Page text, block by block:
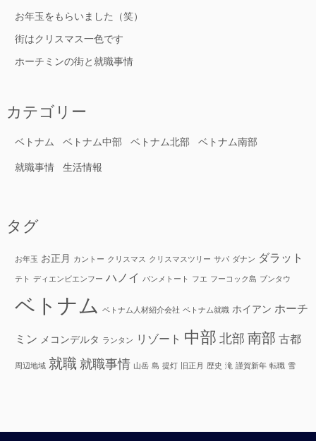
ョ
ン
お年玉をもらいました（笑）
街はクリスマス一色です
ホーチミンの街と就職事情
カテゴリー
ベトナム ベトナム中部 ベトナム北部 ベトナム南部
就職事情 生活情報
タグ
お年玉 お正月 カントー クリスマス クリスマスツリー サパ ダナン ダラット
テト ディエンビエンフー ハノイ バンメトート フエ フーコック島 ブンタウ
ベトナム ベトナム人材紹介会社 ベトナム就職 ホイアン ホーチ
ミン メコンデルタ ランタン リゾート 中部 北部 南部 古都
周辺地域 就職 就職事情 山岳 島 提灯 旧正月 歴史 滝 謹賀新年 転職 雪